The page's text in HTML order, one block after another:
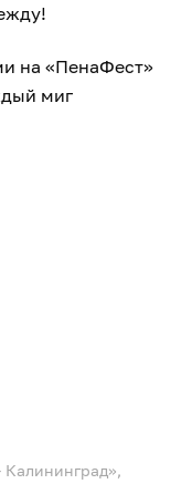
на «ПенаФест»
миг